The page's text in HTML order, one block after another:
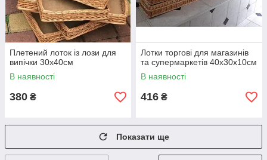
Плетений лоток із лози для
випічки 30х40см
В наявності
380 ₴
Лотки торгові для магазинів
та супермаркетів 40х30х10см
В наявності
416 ₴
Показати ще